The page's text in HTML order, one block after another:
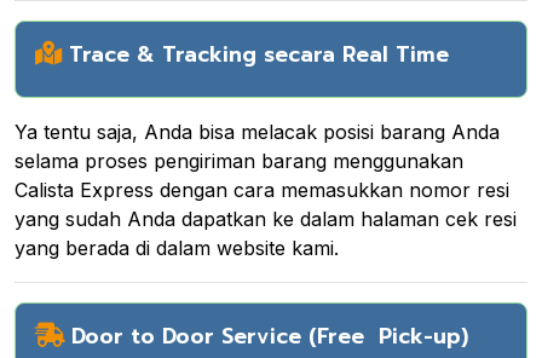
Trace & Tracking secara Real Time
Ya tentu saja, Anda bisa melacak posisi barang Anda
selama proses pengiriman barang menggunakan
Calista Express dengan cara memasukkan nomor resi
yang sudah Anda dapatkan ke dalam halaman cek resi
yang berada di dalam website kami.
Door to Door Service (Free Pick-up)